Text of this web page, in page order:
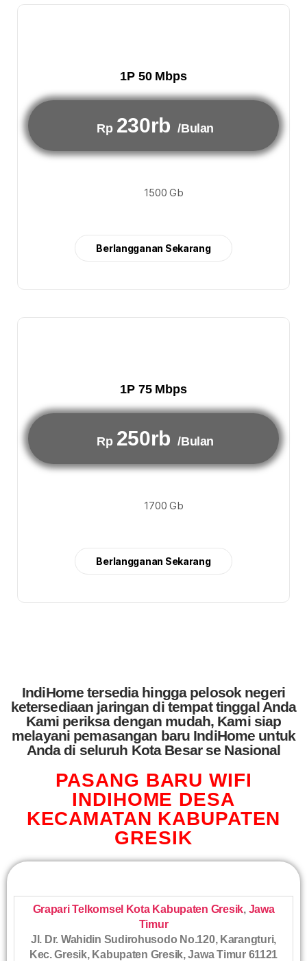
1P 50 Mbps
Rp 230rb /Bulan
1500 Gb
Berlangganan Sekarang
1P 75 Mbps
Rp 250rb /Bulan
1700 Gb
Berlangganan Sekarang
IndiHome tersedia hingga pelosok negeri
ketersediaan jaringan di tempat tinggal Anda
Kami periksa dengan mudah, Kami siap
melayani pemasangan baru IndiHome untuk
Anda di seluruh Kota Besar se Nasional
PASANG BARU WIFI
INDIHOME DESA
KECAMATAN KABUPATEN
GRESIK
Grapari Telkomsel Kota Kabupaten Gresik, Jawa
Timur
Jl. Dr. Wahidin Sudirohusodo No.120, Karangturi,
Kec. Gresik, Kabupaten Gresik, Jawa Timur 61121